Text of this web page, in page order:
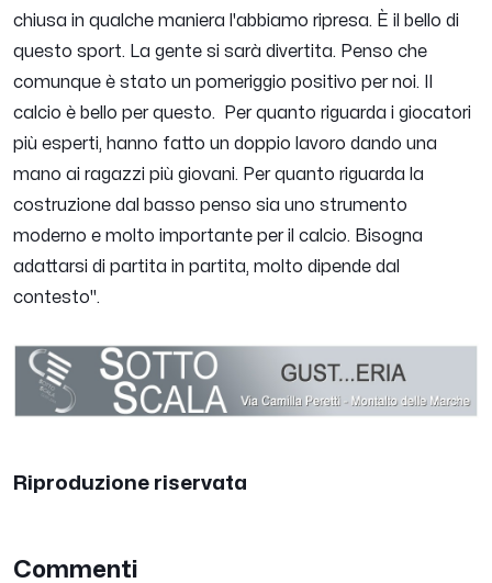
chiusa in qualche maniera l'abbiamo ripresa. È il bello di
questo sport. La gente si sarà divertita. Penso che
comunque è stato un pomeriggio positivo per noi. Il
calcio è bello per questo. Per quanto riguarda i giocatori
più esperti, hanno fatto un doppio lavoro dando una
mano ai ragazzi più giovani. Per quanto riguarda la
costruzione dal basso penso sia uno strumento
moderno e molto importante per il calcio. Bisogna
adattarsi di partita in partita, molto dipende dal
contesto".
Riproduzione riservata
Commenti